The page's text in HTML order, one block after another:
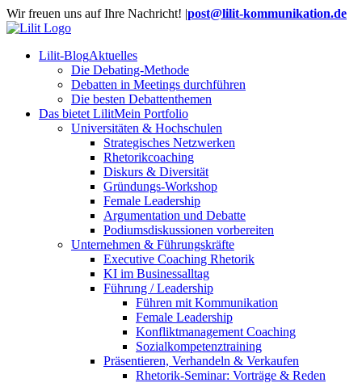
Zum
Inhalt
Wir freuen uns auf Ihre Nachricht! |post@lilit-kommunikation.de
Lilit-BlogAktuelles
Die Debating-Methode
Debatten in Meetings durchführen
Die besten Debattenthemen
Das bietet LilitMein Portfolio
Universitäten & Hochschulen
Strategisches Netzwerken
Rhetorikcoaching
Diskurs & Diversität
Gründungs-Workshop
Female Leadership
Argumentation und Debatte
Podiumsdiskussionen vorbereiten
Unternehmen & Führungskräfte
Executive Coaching Rhetorik
KI im Businessalltag
Führung / Leadership
Führen mit Kommunikation
Female Leadership
Konfliktmanagement Coaching
Sozialkompetenztraining
Präsentieren, Verhandeln & Verkaufen
Rhetorik-Seminar: Vorträge & Reden